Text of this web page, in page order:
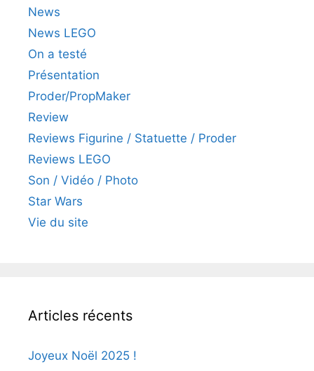
News
News LEGO
On a testé
Présentation
Proder/PropMaker
Review
Reviews Figurine / Statuette / Proder
Reviews LEGO
Son / Vidéo / Photo
Star Wars
Vie du site
Articles récents
Joyeux Noël 2025 !